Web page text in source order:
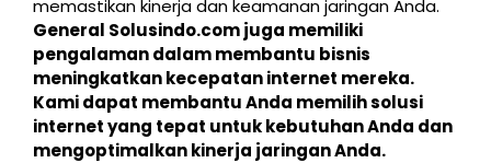
memastikan kinerja dan keamanan jaringan Anda.
General Solusindo.com juga memiliki
pengalaman dalam membantu bisnis
meningkatkan kecepatan internet mereka.
Kami dapat membantu Anda memilih solusi
internet yang tepat untuk kebutuhan Anda dan
mengoptimalkan kinerja jaringan Anda.